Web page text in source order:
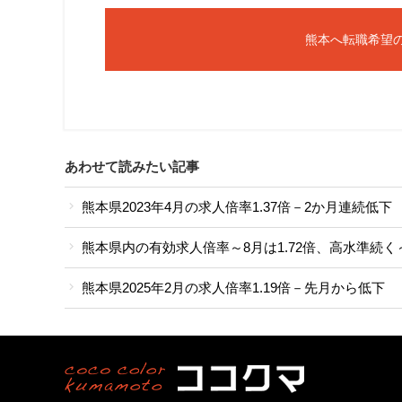
熊本へ転職希望
あわせて読みたい記事
熊本県2023年4月の求人倍率1.37倍－2か月連続低下
熊本県内の有効求人倍率～8月は1.72倍、高水準続く
熊本県2025年2月の求人倍率1.19倍－先月から低下